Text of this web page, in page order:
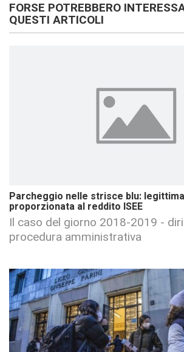
FORSE POTREBBERO
QUESTI ARTICOLI
Parcheggio nelle strisce blu:
proporzionata al reddito ISEE
Il caso del giorno 2018-2019 -
procedura amministrativa